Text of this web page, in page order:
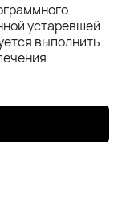
устаревшей
выполнить